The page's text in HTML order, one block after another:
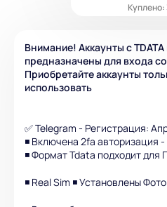
Куплено:
Внимание! Аккаунты с TDATA
предназначены для входа
Приобретайте аккаунты
использовать
✅ Telegram - Регистрация:
◾️ Включена 2fa авторизация
◾️ Формат Tdata подходит для
◾️ Real Sim ◾️ Установлены Фото